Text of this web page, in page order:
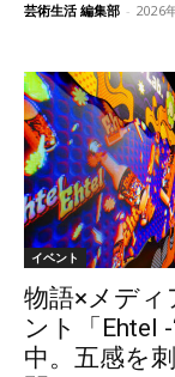
芸術生活 編集部 - 2026
イベント
物語×メデ
ント「Ehtel
中。五感を